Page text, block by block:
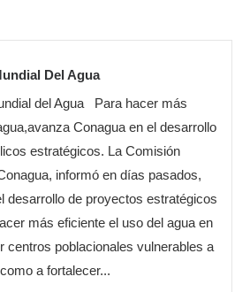
Del Agua
del Agua Para hacer más
Conagua en el desarrollo
estratégicos. La Comisión
informó en días pasados,
desarrollo de proyectos estratégicos
más eficiente el uso del agua en
centros poblacionales vulnerables a
a fortalecer...